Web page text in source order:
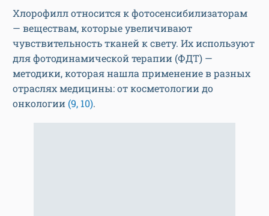
Хлорофилл относится к фотосенсибилизаторам
— веществам, которые увеличивают
чувствительность тканей к свету. Их используют
для фотодинамической терапии (ФДТ) —
методики, которая нашла применение в разных
отраслях медицины: от косметологии до
онкологии (9, 10).